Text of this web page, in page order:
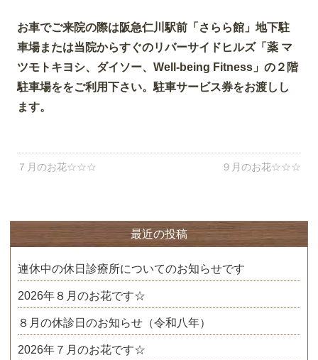
お車でご来院の際は阪急仁川駅前「さらら館」地下駐
車場または当院からすぐのリバーサイドヒルズ「薬 マ
ツモトキヨシ、ダイソー、Well-being Fitness」の２階
駐車場ををご利用下さい。駐車サービス券をお渡しし
ます。
７月のお花☆☆☆ ９月のお花☆☆☆
最近の投稿
連休中の休日診療所についてのお知らせです
2026年８月のお花です☆
８月の休診日のお知らせ（令和八年）
2026年７月のお花です☆